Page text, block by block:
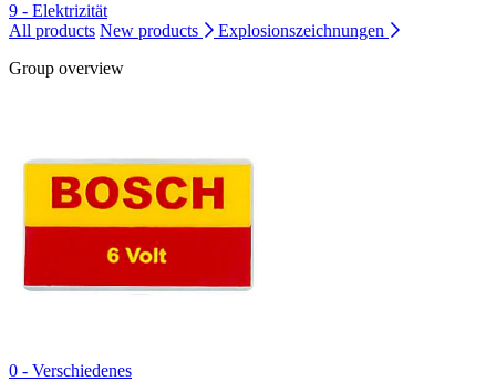
9 - Elektrizität
All products New products
Explosionszeichnungen
Group overview
0 - Verschiedenes